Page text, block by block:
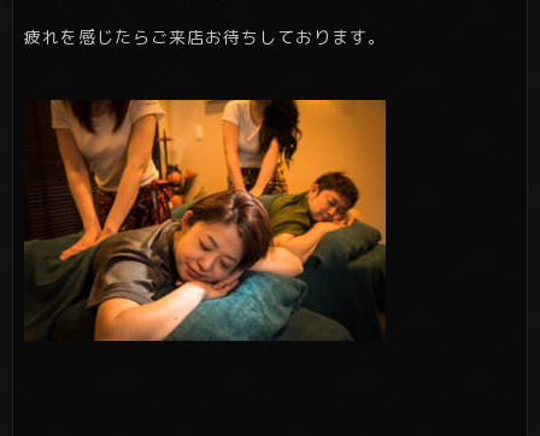
疲れを感じたらご来店お待ちしております。